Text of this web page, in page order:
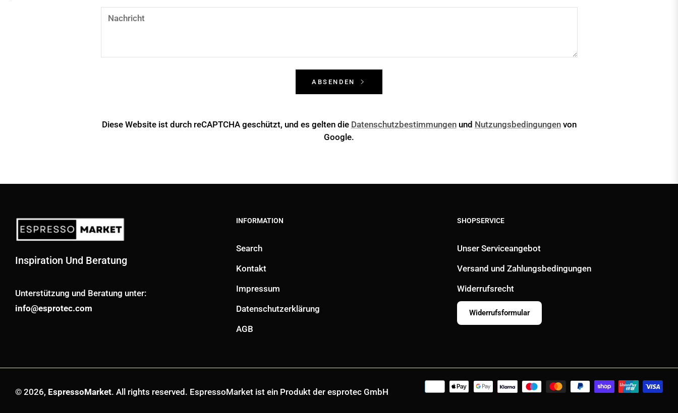
Nachricht
ABSENDEN
Diese Website ist durch reCAPTCHA geschützt, und es gelten die Datenschutzbestimmungenund Nutzungsbedingungenvon
Google.
Inspiration Und Beratung
Unterstützung und Beratung unter:
info@esprotec.com
INFORMATION
Search
Kontakt
Impressum
Datenschutzerklärung
AGB
SHOPSERVICE
Unser Serviceangebot
Versand und Zahlungsbedingungen
Widerrufsrecht
Widerrufsformular
© 2026, EspressoMarket. All rights reserved. EspressoMarket ist ein Produkt der esprotec GmbH